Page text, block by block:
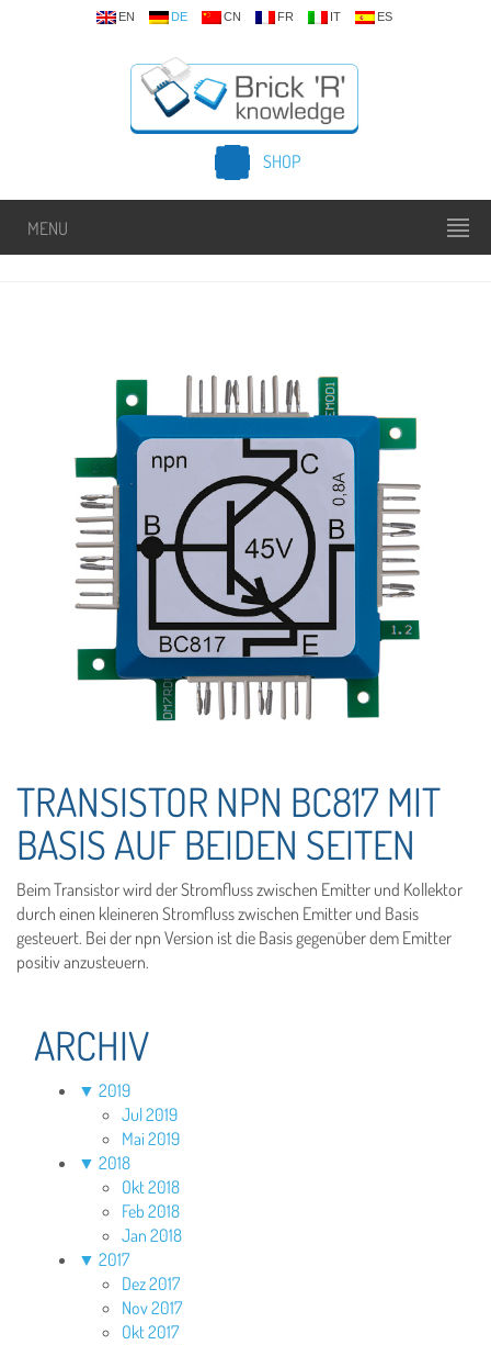
EN DE CN FR IT ES
SHOP
MENU
TRANSISTOR NPN BC817 MIT
BASIS AUF BEIDEN SEITEN
Beim Transistor wird der Stromfluss zwischen Emitter und Kollektor
durch einen kleineren Stromfluss zwischen Emitter und Basis
gesteuert. Bei der npn Version ist die Basis gegenüber dem Emitter
positiv anzusteuern.
ARCHIV
▼ 2019
Jul 2019
Mai 2019
▼ 2018
Okt 2018
Feb 2018
Jan 2018
▼ 2017
Dez 2017
Nov 2017
Okt 2017